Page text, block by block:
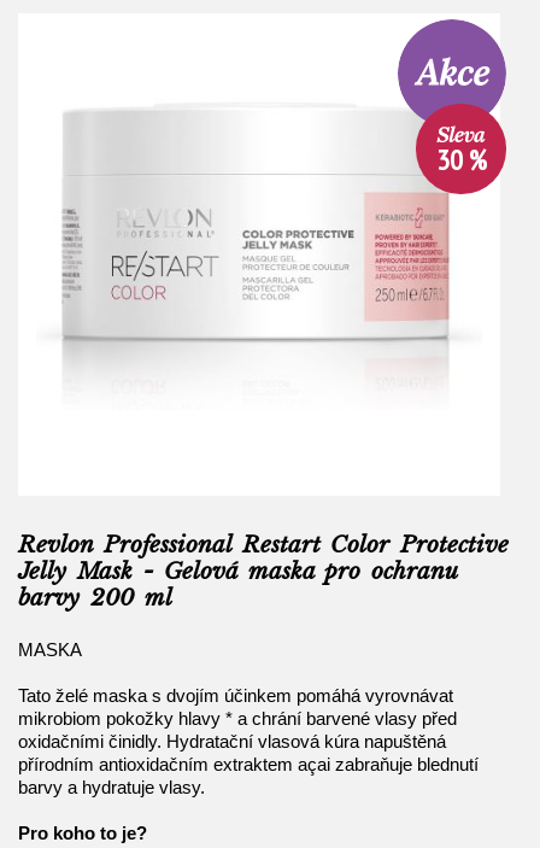
30 %
Revlon Professional Restart Color Protective
Jelly Mask - Gelová maska pro ochranu
barvy 200 ml
MASKA
Tato želé maska ​​s dvojím účinkem pomáhá vyrovnávat
mikrobiom pokožky hlavy * a chrání barvené vlasy před
oxidačními činidly. Hydratační vlasová kúra napuštěná
přírodním antioxidačním extraktem açai zabraňuje blednutí
barvy a hydratuje vlasy.
Pro koho to je?